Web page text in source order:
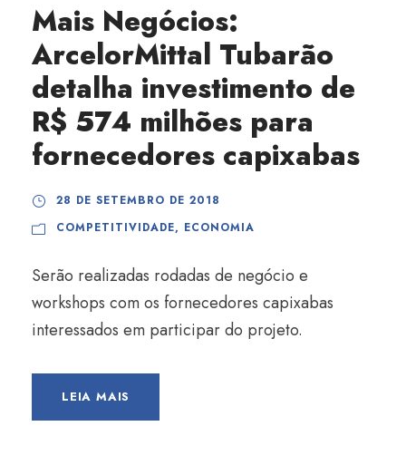
Mais Negócios:
ArcelorMittal Tubarão
detalha investimento de
R$ 574 milhões para
fornecedores capixabas
28 DE SETEMBRO DE 2018
COMPETITIVIDADE, ECONOMIA
Serão realizadas rodadas de negócio e
workshops com os fornecedores capixabas
interessados em participar do projeto.
LEIA MAIS